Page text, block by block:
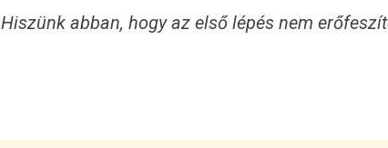
Hiszünk abban, hogy az első lépés nem